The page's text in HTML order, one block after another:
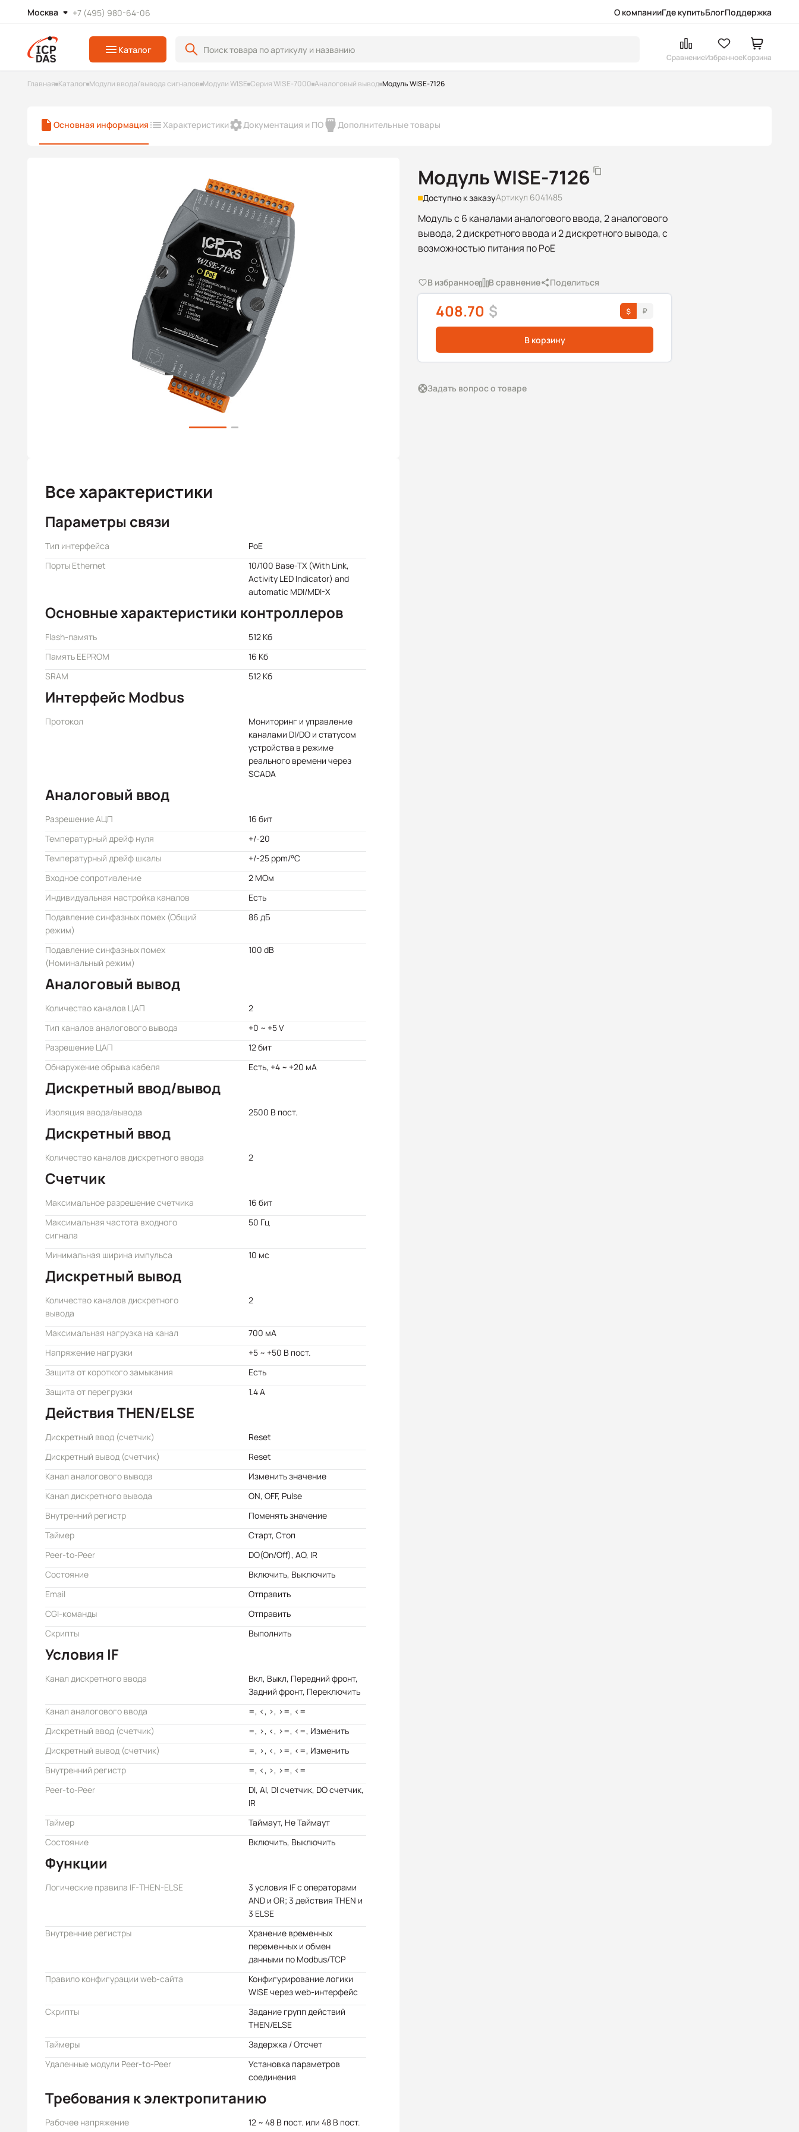
Москва +7 (495) 980-64-06 О компанииГде купитьБлогПоддержка
Каталог
СравнениеИзбранноеКорзина
Главная Каталог Модули ввода/вывода сигналов Модули WISE Серия WISE-7000 Аналоговый вывод Модуль WISE-7126
Основная информация Характеристики Документация и ПО Дополнительные товары
Модуль WISE-7126
Доступно к заказуАртикул 6041485
Модуль с 6 каналами аналогового ввода, 2 аналогового
вывода, 2 дискретного ввода и 2 дискретного вывода, с
возможностью питания по PoE
В избранное В сравнение Поделиться
408.70 $
В корзину
Задать вопрос о товаре
Все характеристики
Параметры связи
Тип интерфейса
PoE
Порты Ethernet
10/100 Base-TX (With Link,
Activity LED Indicator) and
automatic MDI/MDI-X
Основные характеристики контроллеров
Flash-память
512 Кб
Память EEPROM
16 Кб
SRAM
512 Kб
Интерфейс Modbus
Протокол
Мониторинг и управление
каналами DI/DO и статусом
устройства в режиме
реального времени через
SCADA
Аналоговый ввод
Разрешение АЦП
16 бит
Температурный дрейф нуля
+/-20
Температурный дрейф шкалы
+/-25 ppm/°C
Входное сопротивление
2 МОм
Индивидуальная настройка каналов
Есть
Подавление синфазных помех (Общий
режим)
86 дБ
Подавление синфазных помех
(Номинальный режим)
100 dB
Аналоговый вывод
Количество каналов ЦАП
2
Тип каналов аналогового вывода
+0 ~ +5 V
Разрешение ЦАП
12 бит
Обнаружение обрыва кабеля
Есть, +4 ~ +20 мА
Дискретный ввод/вывод
Изоляция ввода/вывода 2500 В пост.
Дискретный ввод
Количество каналов дискретного ввода 2
Счетчик
Максимальное разрешение счетчика
16 бит
Максимальная частота входного
сигнала
50 Гц
Минимальная ширина импульса 10 мс
Дискретный вывод
Количество каналов дискретного
вывода
2
Максимальная нагрузка на канал
700 мА
Напряжение нагрузки
+5 ~ +50 В пост.
Защита от короткого замыкания
Есть
Защита от перегрузки
1.4 A
Действия THEN/ELSE
Дискретный ввод (счетчик)
Reset
Дискретный вывод (счетчик)
Reset
Канал аналогового вывода
Изменить значение
Канал дискретного вывода
ON, OFF, Pulse
Внутренний регистр
Поменять значение
Таймер
Старт, Стоп
Peer-to-Peer
DO(On/Off), AO, IR
Состояние
Включить, Выключить
Email
Отправить
CGI-команды
Отправить
Скрипты
Выполнить
Условия IF
Канал дискретного ввода
Вкл, Выкл, Передний фронт,
Задний фронт, Переключить
Канал аналогового ввода
=, <, >, >=, <=
Дискретный ввод (счетчик)
=, >, <, >=, <=, Изменить
Дискретный вывод (счетчик)
=, >, <, >=, <=, Изменить
Внутренний регистр
=, <, >, >=, <=
Peer-to-Peer
DI, AI, DI счетчик, DO счетчик,
IR
Таймер
Таймаут, Не Таймаут
Состояние
Включить, Выключить
Функции
Логические правила IF-THEN-ELSE
3 условия IF с операторами
AND и OR; 3 действия THEN и
3 ELSE
Внутренние регистры
Хранение временных
переменных и обмен
данными по Modbus/TCP
Правило конфигурации web-сайта
Конфигурирование логики
WISE через web-интерфейс
Скрипты
Задание групп действий
THEN/ELSE
Таймеры
Задержка / Отсчет
Удаленные модули Peer-to-Peer
Установка параметров
соединения
Требования к электропитанию
Рабочее напряжение
12 ~ 48 В пост. или 48 В пост.